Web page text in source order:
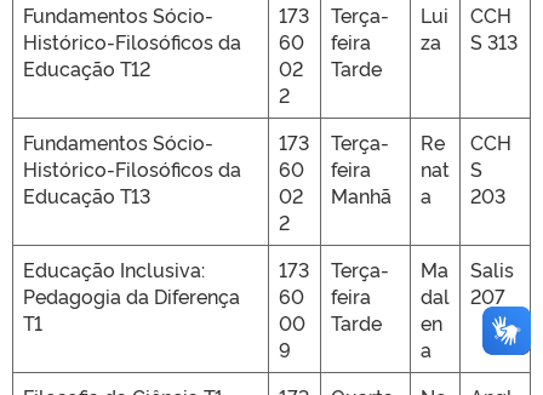
Fundamentos Sócio-
Histórico-Filosóficos da
Educação T12
173
60
02
2
Terça-
feira
Tarde
Lui
za
CCH
S 313
Fundamentos Sócio-
Histórico-Filosóficos da
Educação T13
173
60
02
2
Terça-
feira
Manhã
Re
nat
a
CCH
S
203
Educação Inclusiva:
Pedagogia da Diferença
T1
173
60
00
9
Terça-
feira
Tarde
Ma
dal
en
a
Salis
207